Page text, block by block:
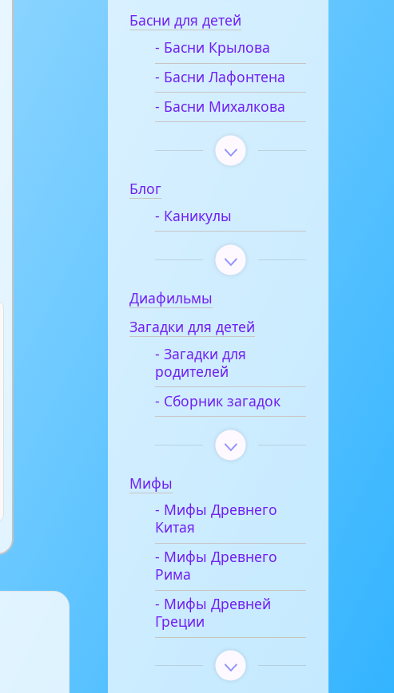
Басни для детей
- Басни Крылова
- Басни Лафонтена
- Басни Михалкова
Блог
- Каникулы
Диафильмы
Загадки для детей
- Загадки для
родителей
- Сборник загадок
Мифы
- Мифы Древнего
Китая
- Мифы Древнего
Рима
- Мифы Древней
Греции